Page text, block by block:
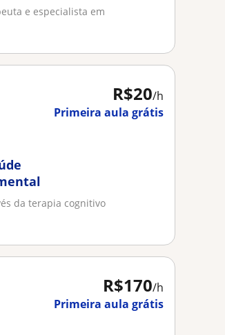
e especialista em
R$20/h
Primeira aula grátis
da terapia cognitivo
R$170/h
Primeira aula grátis